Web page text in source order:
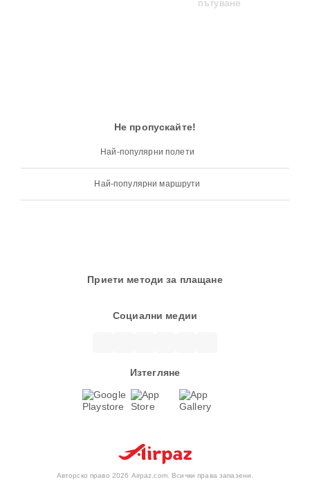
Не пропускайте!
Най-популярни полети
Най-популярни маршрути
Приети методи за плащане
Социални медии
Изтегляне
Авторско право 2026 Airpaz.com. Всички права запазени.